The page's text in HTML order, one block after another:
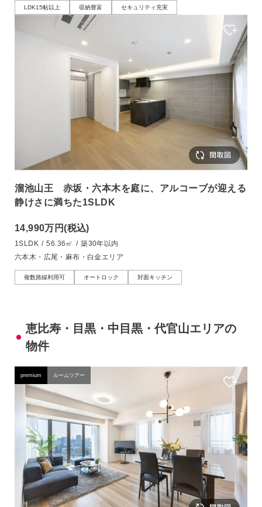
LDK15帖以上 収納豊富 セキュリティ充実
溜池山王 赤坂・六本木を庭に、アルコーブが迎える
静けさに満ちた1SLDK
14,990万円(税込)
1SLDK / 56.36㎡ / 築30年以内
六本木・広尾・麻布・白金エリア
複数路線利用可 オートロック 対面キッチン
恵比寿・目黒・中目黒・代官山エリアの
物件
premium ルームツアー